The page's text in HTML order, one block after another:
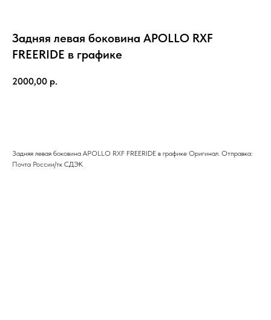
Задняя левая боковина APOLLO RXF
FREERIDE в графике
2000,00 р.
Задняя левая боковина APOLLO RXF FREERIDE в графике Оригинал. Отправка:
Почта России/тк СДЭК